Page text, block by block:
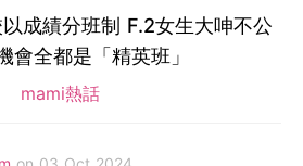
以成績分班制 F.2女生大呻不公
會全都是「精英班」
mami熱話